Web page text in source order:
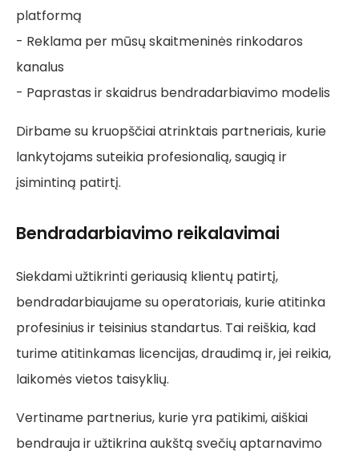
platformą
- Reklama per mūsų skaitmeninės rinkodaros
kanalus
- Paprastas ir skaidrus bendradarbiavimo modelis
Dirbame su kruopščiai atrinktais partneriais, kurie
lankytojams suteikia profesionalią, saugią ir
įsimintiną patirtį.
Bendradarbiavimo reikalavimai
Siekdami užtikrinti geriausią klientų patirtį,
bendradarbiaujame su operatoriais, kurie atitinka
profesinius ir teisinius standartus. Tai reiškia, kad
turime atitinkamas licencijas, draudimą ir, jei reikia,
laikomės vietos taisyklių.
Vertiname partnerius, kurie yra patikimi, aiškiai
bendrauja ir užtikrina aukštą svečių aptarnavimo